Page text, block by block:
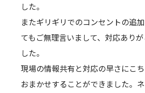
した。
またギリギリでのコンセントの追
てもご無理言いまして、対応あり
した。
現場の情報共有と対応の早さにこ
おまかせすることができました。